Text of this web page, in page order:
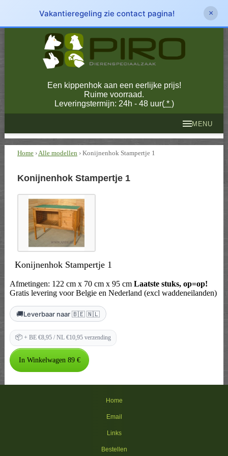
Vakantieregeling zie contact pagina! ×
Een kippenhok aan een eerlijke prijs!
Ruime voorraad.
Leveringstermijn: 24h - 48 uur(* )
MENU
Home ›Alle modellen › Konijnenhok Stampertje 1
Konijnenhok Stampertje 1
Konijnenhok Stampertje 1
Afmetingen: 122 cm x 70 cm x 95 cm Laatste stuks, op=op!
Gratis levering voor Belgie en Nederland (excl waddeneilanden)
🚚Leverbaar naar 🇧🇪 🇳🇱
📦 + BE €8,95 / NL €10,95 verzending
Home
Email
Links
Bestellen